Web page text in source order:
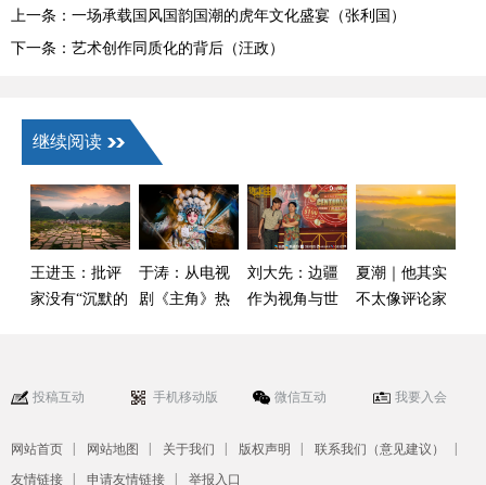
上一条：一场承载国风国韵国潮的虎年文化盛宴（张利国）
下一条：艺术创作同质化的背后（汪政）
继续阅读
王进玉：批评
家没有“沉默的
于涛：从电视
剧《主角》热
刘大先：边疆
作为视角与世
夏潮｜他其实
不太像评论家
诚》
投稿互动 手机移动版 微信互动 我要入会
网站首页 | 网站地图 | 关于我们 | 版权声明 | 联系我们（意见建议） |
友情链接 | 申请友情链接 | 举报入口